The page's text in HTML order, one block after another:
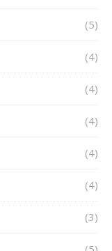
(5)
(4)
(4)
(4)
(4)
(4)
(3)